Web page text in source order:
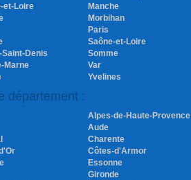
et-Loire Manche
Morbihan
Paris
Saône-et-Loire
Saint-Denis Somme
Marne Var
Yvelines
département :
Alpes-de-Haute-Provence
Aude
Charente
Côtes-d'Armor
Essonne
Gironde